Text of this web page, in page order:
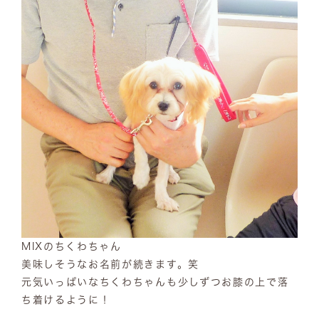
MIXのちくわちゃん
美味しそうなお名前が続きます。笑
元気いっぱいなちくわちゃんも少しずつお膝の上で落
ち着けるように！